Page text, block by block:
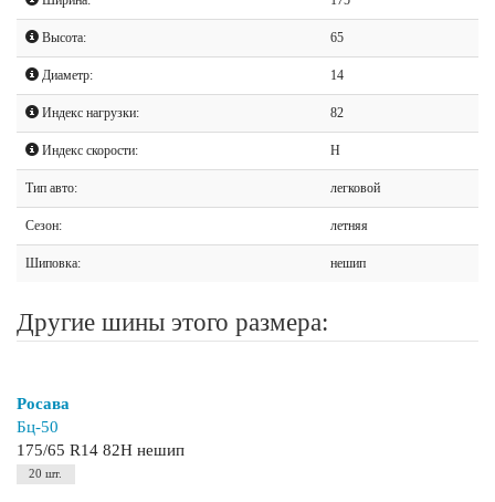
Высота: 65
Диаметр: 14
Индекс нагрузки: 82
Индекс скорости: H
Тип авто: легковой
Сезон: летняя
Шиповка: нешип
Другие шины этого размера:
Росава
Бц-50
175/65 R14 82H нешип
20 шт.